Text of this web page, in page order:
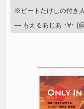
※ビートたけしの付き
— もえるあじあ ･∀･